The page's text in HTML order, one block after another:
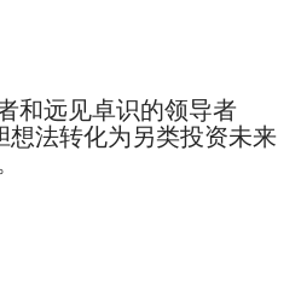
和远见卓识的领导者
法转化为另类投资未来